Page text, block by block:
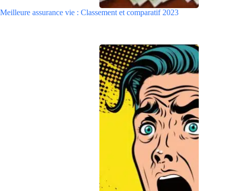
Meilleure assurance vie : Classement et comparatif 2023